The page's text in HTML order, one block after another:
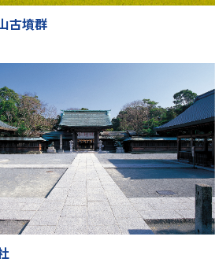
古墳群